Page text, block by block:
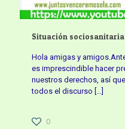
Situación sociosanitaria
Hola amigas y
es imprescindible hacer
nuestros derechos, así
todos el discurso
0